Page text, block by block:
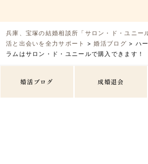
兵庫、宝塚の結婚相談所「サロン・ド・ユニー
活と出会いを全力サポート
>婚活ブログ > ハ
ラムはサロン・ド・ユニールで購入できます！
婚活ブログ 成婚退会